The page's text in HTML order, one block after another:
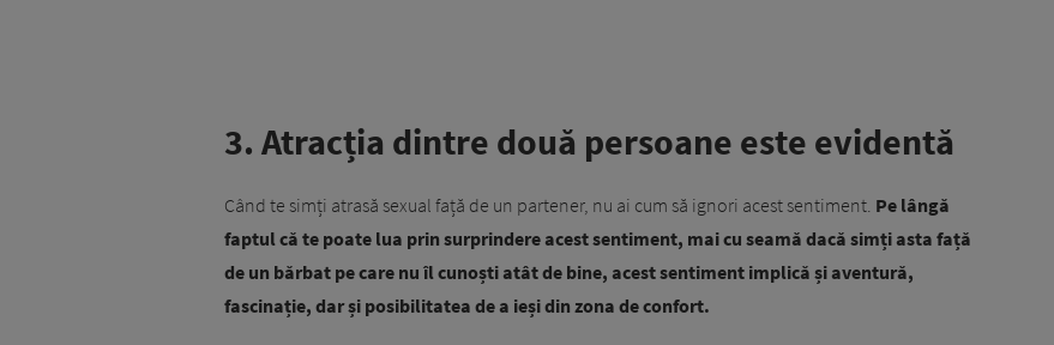
3. Atracția dintre două persoane este evidentă
Când te simți atrasă sexual față de un partener, nu ai cum să ignori acest sentiment. Pe lângă
faptul că te poate lua prin surprindere acest sentiment, mai cu seamă dacă simți asta față
de un bărbat pe care nu îl cunoști atât de bine, acest sentiment implică și aventură,
fascinație, dar și posibilitatea de a ieși din zona de confort.